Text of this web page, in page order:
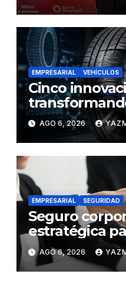
EMPRESARIAL VEHÍCULOS
Cinco
los
futuro de la
AGO 6, 2026
EMPRESARIAL SEGURIDAD
Seguro
estratégica
talento en
AGO 6, 2026